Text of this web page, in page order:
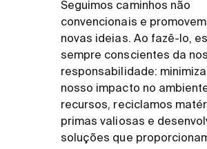
Seguimos caminhos não
convencionais e
novas ideias. Ao fazê-lo,
sempre conscientes da
responsabilidade:
nosso impacto no
recursos, reciclamos
primas valiosas e
soluções que